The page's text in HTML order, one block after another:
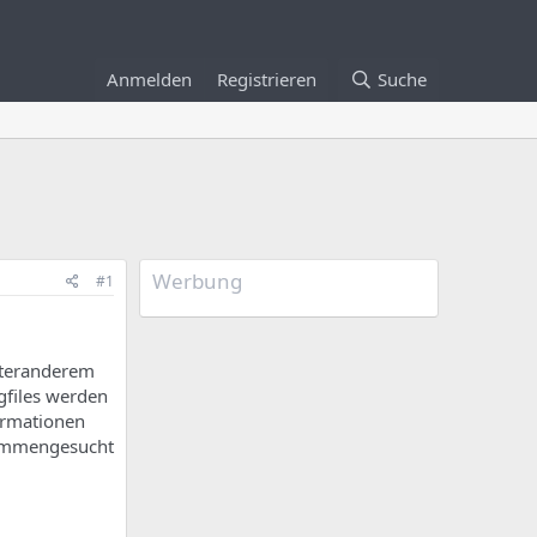
Anmelden Registrieren Suche
#1
werden
Werbung